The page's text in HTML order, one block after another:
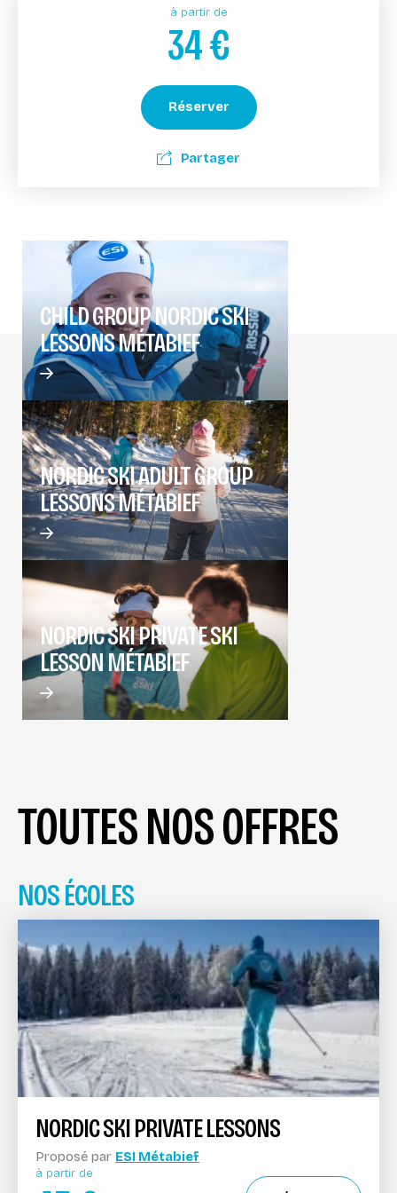
à partir de
34€
Réserver
Partager
CHILD GROUP NORDIC SKI
LESSONS MÉTABIEF
NORDIC SKI ADULT GROUP
LESSONS MÉTABIEF
NORDIC SKI PRIVATE SKI
LESSON MÉTABIEF
TOUTES NOS OFFRES
NOS ÉCOLES
NORDIC SKI PRIVATE LESSONS
Proposé par ESI Métabief
à partir de